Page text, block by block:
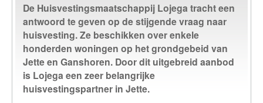
MAATSCHAPPELIJK WELZIJN
TEWERKSTELLING
VOEDSELHULP
De Huisvestingsmaatschappij Lojega tracht een
antwoord te geven op de stijgende vraag naar
huisvesting. Ze beschikken over enkele
honderden woningen op het grondgebeid van
Jette en Ganshoren. Door dit uitgebreid aanbod
is Lojega een zeer belangrijke
huisvestingspartner in Jette.